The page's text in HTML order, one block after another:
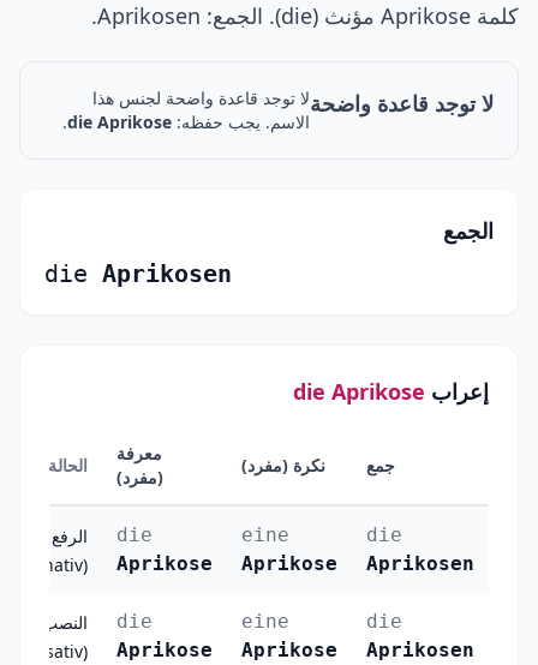
كلمة Aprikose مؤنث (die). الجمع: Aprikosen.
لا توجد قاعدة واضحةلا توجد قاعدة واضحة لجنس هذا
الاسم. يجب حفظه: die Aprikose
.
الجمع
die Aprikosen
إعراب die Aprikose
الحالة
معرفة
(مفرد)
نكرة (مفرد) جمع
الرفع
(Nominativ)
die
Aprikose
eine
Aprikose
die
Aprikosen
النصب
(Akkusativ)
die
Aprikose
eine
Aprikose
die
Aprikosen